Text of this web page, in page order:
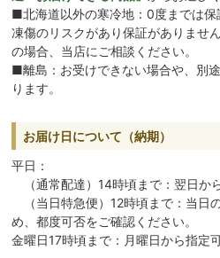
■北海道以外の寒冷地：0度までは
凍傷のリスクがあり保証がありませ
の場合、当店にご相談ください。
■離島：お受けできない場合や、別
ります。
お届け日について（納期）
平日：
（通常配達）14時頃まで：翌日か
（当日特急便）12時頃まで：当日
め、都度可否をご確認ください。
金曜日17時頃まで：月曜日から指定可